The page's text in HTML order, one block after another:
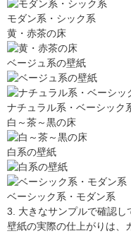
モダン系・シック系
黄・赤茶の床
ベージュ系の壁紙
ナチュラル系・ベーシック
白～茶～黒の床
白系の壁紙
ベーシック系・モダン系
3. 大きなサンプルで確認し
壁紙の実際の仕上がりは、